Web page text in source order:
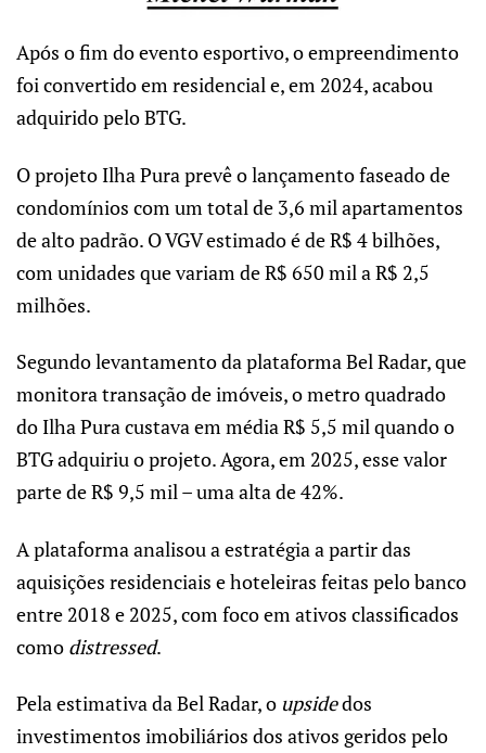
Após o fim do evento esportivo, o empreendimento
foi convertido em residencial e, em 2024, acabou
adquirido pelo BTG.
O projeto Ilha Pura prevê o lançamento faseado de
condomínios com um total de 3,6 mil apartamentos
de alto padrão. O VGV estimado é de R$ 4 bilhões,
com unidades que variam de R$ 650 mil a R$ 2,5
milhões.
Segundo levantamento da plataforma Bel Radar, que
monitora transação de imóveis, o metro quadrado
do Ilha Pura custava em média R$ 5,5 mil quando o
BTG adquiriu o projeto. Agora, em 2025, esse valor
parte de R$ 9,5 mil – uma alta de 42%.
A plataforma analisou a estratégia a partir das
aquisições residenciais e hoteleiras feitas pelo banco
entre 2018 e 2025, com foco em ativos classificados
como distressed.
Pela estimativa da Bel Radar, o upsidedos
investimentos imobiliários dos ativos geridos pelo